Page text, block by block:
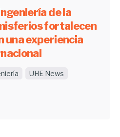
de la
fortalecen
una experiencia
UHE News